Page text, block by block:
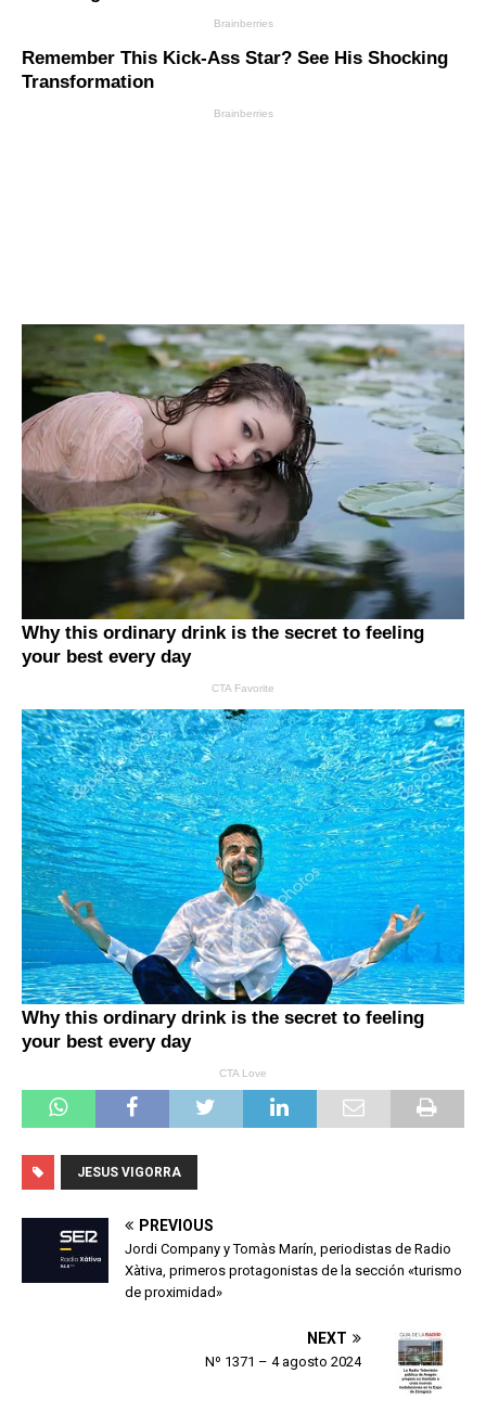
JESUS VIGORRA
PREVIOUS
Jordi Company y Tomàs Marín, periodistas de Radio
Xàtiva, primeros protagonistas de la sección «turismo
de proximidad»
NEXT
Nº 1371 – 4 agosto 2024